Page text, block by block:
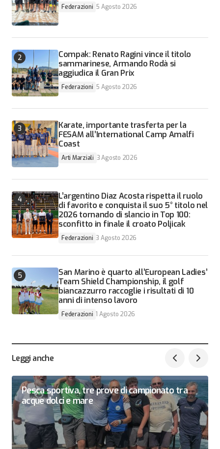
Federazioni 5 Agosto 2026
Compak: Renato Ragini vince il titolo
sammarinese, Armando Rodà si
aggiudica il Gran Prix
Federazioni 5 Agosto 2026
Karate, importante trasferta per la
FESAM all’International Camp Amalfi
Coast
Arti Marziali 3 Agosto 2026
L’argentino Diaz Acosta rispetta il ruolo
di favorito e conquista il suo 5° titolo nel
2026 tornando di slancio in Top 100:
sconfitto in finale il croato Poljicak
Federazioni 3 Agosto 2026
San Marino è quarto all’European Ladies’
Team Shield Championship, il golf
biancazzurro raccoglie i risultati di 10
anni di intenso lavoro
Federazioni 1 Agosto 2026
Leggi anche
Pesca sportiva, tre prove di campionato tra
acque dolci e mare